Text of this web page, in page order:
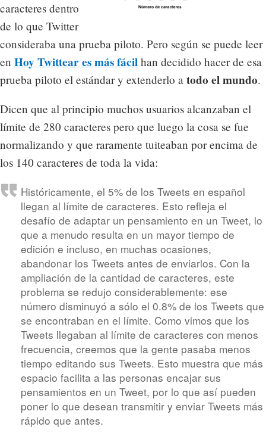
caracteres dentro
de lo que Twitter
consideraba una prueba piloto. Pero según se puede leer
en Hoy Twittear es más fácil han decidido hacer de esa
prueba piloto el estándar y extenderlo a todo el mundo.
Dicen que al principio muchos usuarios alcanzaban el
límite de 280 caracteres pero que luego la cosa se fue
normalizando y que raramente tuiteaban por encima de
los 140 caracteres de toda la vida:
Históricamente, el 5% de los Tweets en español
llegan al límite de caracteres. Esto refleja el
desafío de adaptar un pensamiento en un Tweet, lo
que a menudo resulta en un mayor tiempo de
edición e incluso, en muchas ocasiones,
abandonar los Tweets antes de enviarlos. Con la
ampliación de la cantidad de caracteres, este
problema se redujo considerablemente: ese
número disminuyó a sólo el 0.8% de los Tweets que
se encontraban en el límite. Como vimos que los
Tweets llegaban al límite de caracteres con menos
frecuencia, creemos que la gente pasaba menos
tiempo editando sus Tweets. Esto muestra que más
espacio facilita a las personas encajar sus
pensamientos en un Tweet, por lo que así pueden
poner lo que desean transmitir y enviar Tweets más
rápido que antes.